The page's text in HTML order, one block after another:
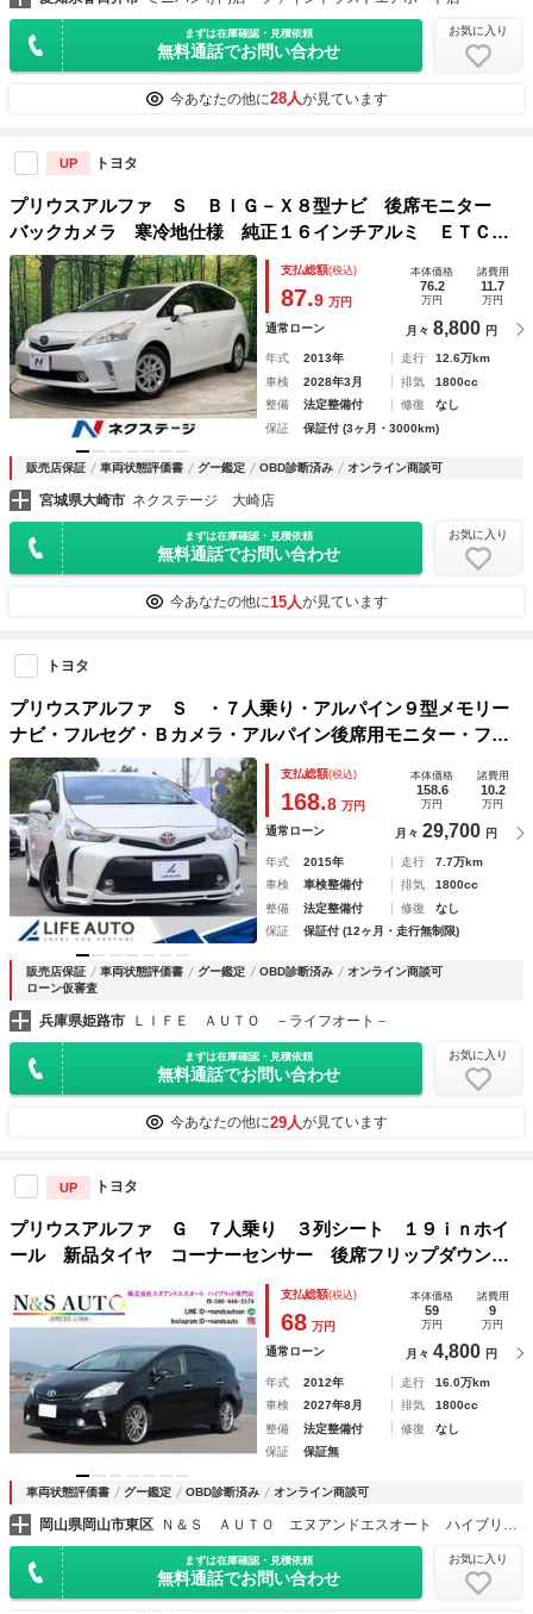
まずは在庫確認・見積依頼
無料通話でお問い合わせ
お気に入り
今あなたの他に28人が見ています
UP トヨタ
プリウスアルファ Ｓ ＢＩＧ－Ｘ８型ナビ 後席モニター
バックカメラ 寒冷地仕様 純正１６インチアルミ ＥＴＣ
ＨＩＤヘッド オートライト オートエアコン Ｂｌｕｅｔｏ
ｏｔｈ再生 ＤＶＤ再生
支払総額(税込)
87.9 万円
本体価格
76.2
万円
諸費用
11.7
万円
通常ローン 月々 8,800 円
年式 2013年 走行
12.6万km
車検
2028年3月 排気
1800cc
整備
法定整備付 修復
なし
保証
保証付 (3ヶ月・3000km)
販売店保証 車両状態評価書 グー鑑定 OBD診断済み オンライン商談可
宮城県大崎市 ネクステージ 大崎店
まずは在庫確認・見積依頼
無料通話でお問い合わせ
お気に入り
今あなたの他に15人が見ています
トヨタ
プリウスアルファ Ｓ ・７人乗り・アルパイン９型メモリー
ナビ・フルセグ・Ｂカメラ・アルパイン後席用モニター・フル
エアロ・Ｍ’ｚＳＰＥＥＤ１９ＡＷ・ＬＥＤオートライト・シー
トカバー・コーナーセンサー・レーダー・ＢＴ・ＥＴＣ
支払総額(税込)
168.8 万円
本体価格
158.6
万円
諸費用
10.2
万円
通常ローン 月々 29,700 円
年式 2015年 走行
7.7万km
車検
車検整備付 排気
1800cc
整備
法定整備付 修復
なし
保証
保証付 (12ヶ月・走行無制限)
販売店保証 車両状態評価書 グー鑑定 OBD診断済み
オンライン商談可
ローン仮審査
兵庫県姫路市 ＬＩＦＥ ＡＵＴＯ －ライフオート－
まずは在庫確認・見積依頼
無料通話でお問い合わせ
お気に入り
今あなたの他に29人が見ています
UP トヨタ
プリウスアルファ Ｇ ７人乗り ３列シート １９ｉｎホイ
ール 新品タイヤ コーナーセンサー 後席フリップダウンモ
ニター 純正ナビ バックカメラ ＥＴＣ フルセグ Ｂｌｕ
ｅｔｏｏｔｈ クルーズコントロール ＬＥＤルームランプ
支払総額(税込)
68 万円
本体価格
59
万円
諸費用
9
万円
通常ローン 月々 4,800 円
年式 2012年 走行
16.0万km
車検
2027年8月 排気
1800cc
整備
法定整備付 修復
なし
保証
保証無
車両状態評価書 グー鑑定 OBD診断済み オンライン商談可
岡山県岡山市東区 Ｎ＆Ｓ ＡＵＴＯ エヌアンドエスオート ハイブリッド専門店
まずは在庫確認・見積依頼
無料通話でお問い合わせ
お気に入り